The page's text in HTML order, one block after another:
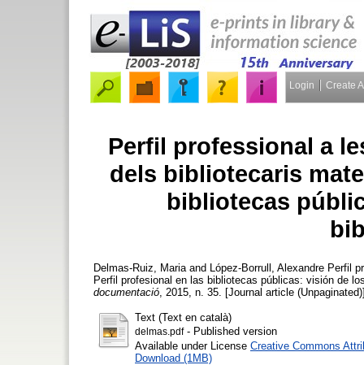
Login Create
Perfil professional a
dels bibliotecaris
bibliotecas
Delmas-Ruiz, Maria and López-Borrull, Alexandre Perfil
Perfil profesional en las bibliotecas públicas: visión de
documentació , 2015, n. 35. [Journal article
Text (Text en català)
delmas.pdf- Published version
Available under License Creative Commons
Download (1MB)